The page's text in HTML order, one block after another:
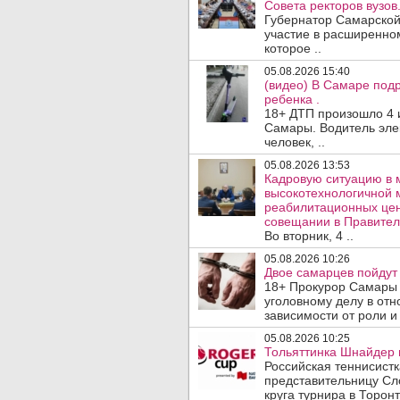
Совета ректоров вузов.
Губернатор
участие в
которое ..
05.08.2026 15:40
(видео) В Самаре
ребенка .
18+ ДТП произошло
Самары. Водитель
человек, ..
05.08.2026 13:53
Кадровую ситуацию в
реабилитационных
совещании в
Во вторник, 4 ..
05.08.2026 10:26
Двое самарцев пойдут
18+ Прокурор Самары
уголовному делу в
зависимости от роли
05.08.2026 10:25
Тольяттинка Шнайдер
Российская
представительницу
круга турнира в